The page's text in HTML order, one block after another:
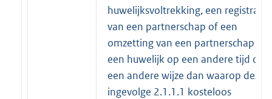
huwelijksvoltrekking, een registratie
van een partnerschap of een
omzetting van een partnerschap in
een huwelijk op een andere tijd of
een andere wijze dan waarop deze
ingevolge 2.1.1.1 kosteloos